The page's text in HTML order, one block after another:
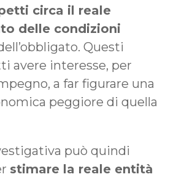
circa il reale
delle condizioni
Questi
avere interesse, per
a far figurare una
peggiore di quella
può quindi
stimare la reale entità